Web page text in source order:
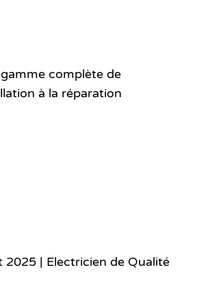
complète de
à la réparation
| Electricien de Qualité